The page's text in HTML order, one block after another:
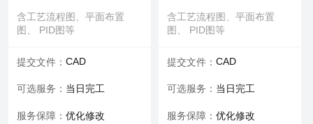
立即购买
服务保障：提供方案优化
立即购买
含工艺流程图、平面布置
图、 PID图等
提交文件： CAD
可选服务： 当日完工
服务保障： 优化修改
含工艺流程图、平面布置
图、 PID图等
提交文件： CAD
可选服务： 当日完工
服务保障： 优化修改